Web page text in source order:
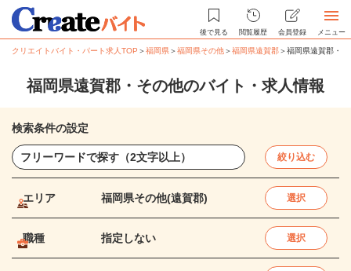
後で見る 閲覧履歴 会員登録 メニュー
クリエイトバイト・パート求人TOP ＞福岡県＞福岡県その他＞福岡県遠賀郡＞福岡県遠賀郡・
福岡県遠賀郡・その他のバイト・求人情報
検索条件の設定
絞り込む
エリア 福岡県その他(遠賀郡) 選択
職種 指定しない 選択